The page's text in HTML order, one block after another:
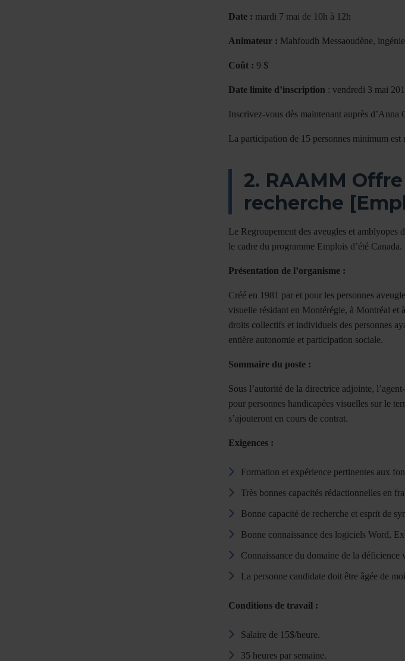
Date : mardi 7 mai de 10h à 12h
Animateur : Mahfoudh Messaoudène,
Coût : 9 $
Date limite d’inscription : vendredi 3 mai
Inscrivez-vous dès maintenant auprès
La participation de 15 personnes minimum est
2. RAAMM
recherche
Le Regroupement des aveugles et
le cadre du programme Emplois d’été Canada.
Présentation de l’organisme :
Créé en 1981 par et pour les personnes
visuelle résidant en Montérégie, à Montréal et
droits collectifs et individuels des personnes
entière autonomie et participation sociale.
Sommaire du poste :
Sous l’autorité de la directrice adjointe,
pour personnes handicapées visuelles sur le
s’ajouteront en cours de contrat.
Exigences :
Formation et expérience pertinentes aux
Très bonnes capacités rédactionnelles en
Bonne capacité de recherche et esprit de
Bonne connaissance des logiciels Word,
Connaissance du domaine de la
La personne candidate doit être âgée de
Conditions de travail :
Salaire de 15$/heure.
35 heures par semaine.